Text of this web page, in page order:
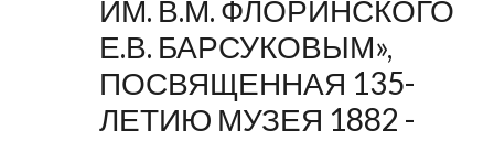
ИМ. В.М. ФЛОРИНСКОГО
Е.В. БАРСУКОВЫМ»,
ПОСВЯЩЕННАЯ 135-
ЛЕТИЮ МУЗЕЯ 1882 -